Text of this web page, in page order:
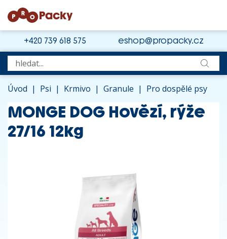
+420 739 618 575 eshop@propacky.cz
Úvod | Psi | Krmivo | Granule | Pro dospělé psy
MONGE DOG Hovězí, rýže
27/16 12kg